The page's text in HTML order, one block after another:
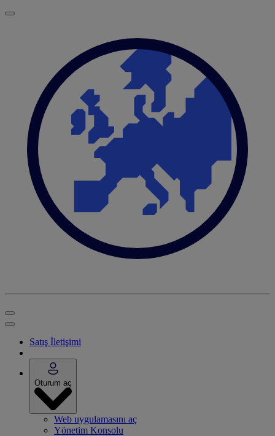
Satış İletişimi
Oturum aç
Web uygulamasını aç
Yönetim Konsolu